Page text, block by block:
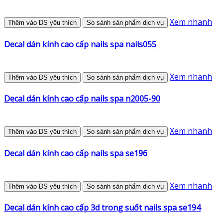
Thêm vào DS yêu thích So sánh sản phẩm dịch vụ Xem nhanh
Decal dán kính cao cấp nails spa nails055
Thêm vào DS yêu thích So sánh sản phẩm dịch vụ Xem nhanh
Decal dán kính cao cấp nails spa n2005-90
Thêm vào DS yêu thích So sánh sản phẩm dịch vụ Xem nhanh
Decal dán kính cao cấp nails spa se196
Thêm vào DS yêu thích So sánh sản phẩm dịch vụ Xem nhanh
Decal dán kính cao cấp 3d trong suốt nails spa se194